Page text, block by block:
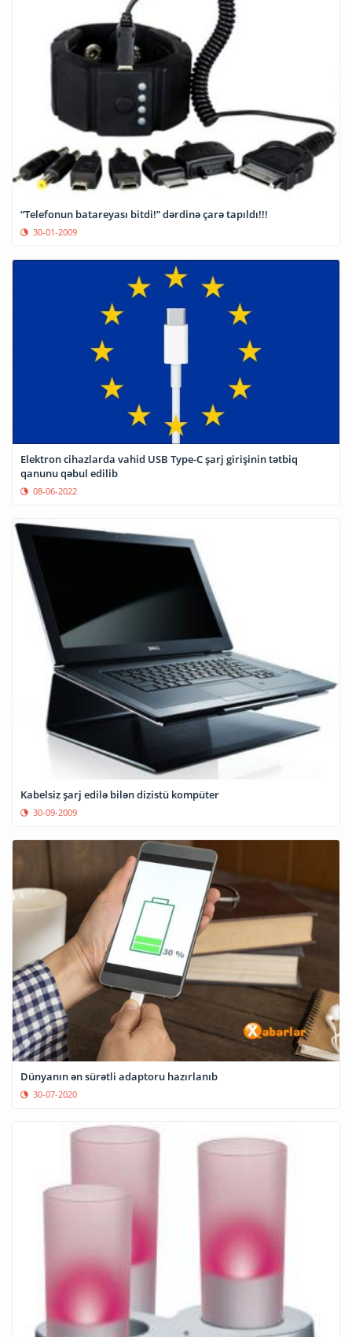
“Telefonun batareyası bitdi!” dərdinə çarə tapıldı!!!
30-01-2009
Elektron cihazlarda vahid USB Type-C şarj girişinin tətbiq
qanunu qəbul edilib
08-06-2022
Kabelsiz şarj edilə bilən dizistü kompüter
30-09-2009
Dünyanın ən sürətli adaptoru hazırlanıb
30-07-2020